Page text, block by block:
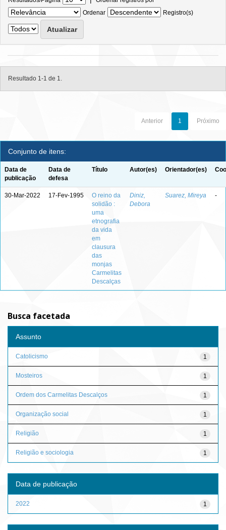
Ordenar
Registro(s)
Resultado 1-1 de 1.
Anterior 1 Próximo
Conjunto de itens:
Data de
publicação
Data de
defesa
Título Autor(es) Orientador(es)
30-Mar-2022 17-Fev-1995
O reino da
solidão :
uma
etnografia
da vida
em
clausura
das
monjas
Carmelitas
Descalças
Diniz,
Debora
Suarez, Mireya -
Busca facetada
Assunto
1
Catolicismo
1
Mosteiros
1
Ordem dos Carmelitas Descalços
1
Organização social
1
Religião
1
Religião e sociologia
Data de publicação
1
2022